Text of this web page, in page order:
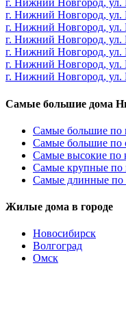
г. Нижний Новгород, ул.
г. Нижний Новгород, ул.
г. Нижний Новгород, ул.
г. Нижний Новгород, ул.
г. Нижний Новгород, ул.
г. Нижний Новгород, ул.
г. Нижний Новгород, ул.
Самые большие дома
Самые большие по
Самые большие по
Самые высокие по
Самые крупные по
Самые длинные по
Жилые дома в городе
Новосибирск
Волгоград
Омск